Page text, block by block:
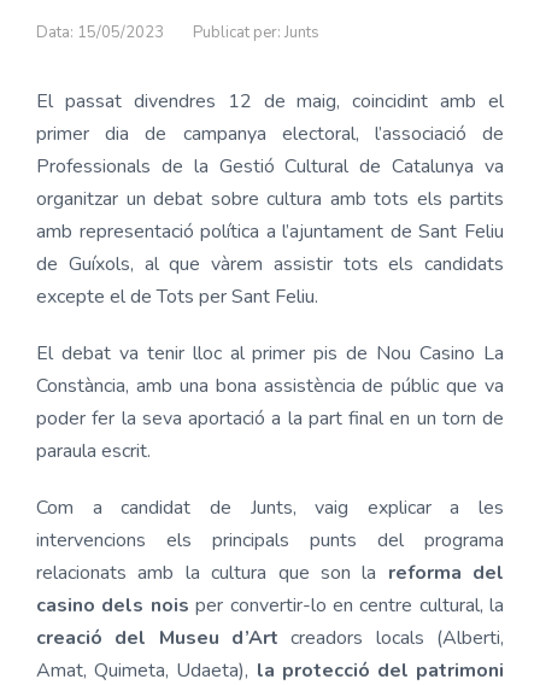
Data: 15/05/2023 Publicat per: Junts
El passat divendres 12 de maig, coincidint amb el
primer dia de campanya electoral, l’associació de
Professionals de la Gestió Cultural de Catalunya va
organitzar un debat sobre cultura amb tots els partits
amb representació política a l’ajuntament de Sant Feliu
de Guíxols, al que vàrem assistir tots els candidats
excepte el de Tots per Sant Feliu.
El debat va tenir lloc al primer pis de Nou Casino La
Constància, amb una bona assistència de públic que va
poder fer la seva aportació a la part final en un torn de
paraula escrit.
Com a candidat de Junts, vaig explicar a les
intervencions els principals punts del programa
relacionats amb la cultura que son la reforma del
casino dels nois per convertir-lo en centre cultural, la
creació del Museu d’Artcreadors locals (Alberti,
Amat, Quimeta, Udaeta), la protecció del patrimoni